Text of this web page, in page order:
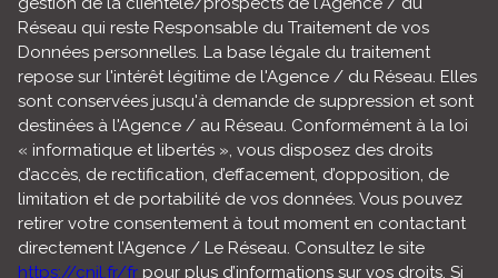
agissant comme Sous-traitant du traitement pour la
gestion de la clientèle/prospects de l'Agence / du
Réseau qui reste Responsable du Traitement de vos
Données personnelles. La base légale du traitement
repose sur l'intérêt légitime de l'Agence / du Réseau. Elles
sont conservées jusqu'à demande de suppression et sont
destinées à l'Agence / au Réseau. Conformément à la loi
« informatique et libertés », vous disposez des droits
d’accès, de rectification, d’effacement, d’opposition, de
limitation et de portabilité de vos données. Vous pouvez
retirer votre consentement à tout moment en contactant